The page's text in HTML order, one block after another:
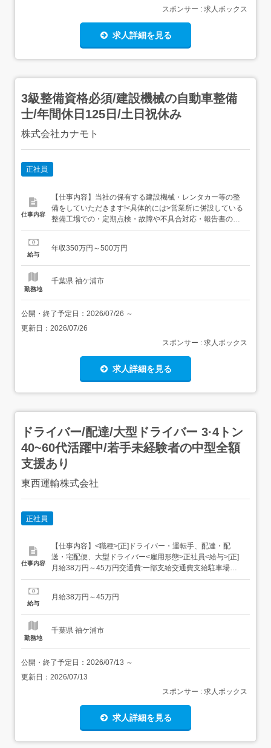
スポンサー : 求人ボックス
求人詳細を見る
3級整備資格必須/建設機械の自動車整備
士/年間休日125日/土日祝休み
株式会社カナモト
正社員
仕事内容
【仕事内容】当社の保有する建設機械・レンタカー等の整
備をしていただきます!<具体的には>営業所に併設している
整備工場での・定期点検・故障や不具合対応・報告書の作
成 ・当社レンタル機の入出庫時の来客対応 などがありま
ルやダンプなど)や発電機や車輌などの点検・整備・修理を
給与
年収350万円～500万円
勤務地
千葉県 袖ケ浦市
公開・終了予定日： 2026/07/26 ～
更新日： 2026/07/26
スポンサー : 求人ボックス
求人詳細を見る
ドライバー/配達/大型ドライバー 3·4トン
40~60代活躍中/若手未経験者の中型全額
支援あり
東西運輸株式会社
正社員
仕事内容
【仕事内容】<職種>[正]ドライバー・運転手、配達・配
送・宅配便、大型ドライバー<雇用形態>正社員<給与>[正]
月給38万円～45万円交通費:一部支給交通費支給駐車場完
備・ガソリン代支給 車・バイク通勤OK<平均年収480万円
業代込み<仕事内容><具体的な仕事内容とは>工業用ガスボ
給与
月給38万円～45万円
勤務地
千葉県 袖ケ浦市
公開・終了予定日： 2026/07/13 ～
更新日： 2026/07/13
スポンサー : 求人ボックス
求人詳細を見る